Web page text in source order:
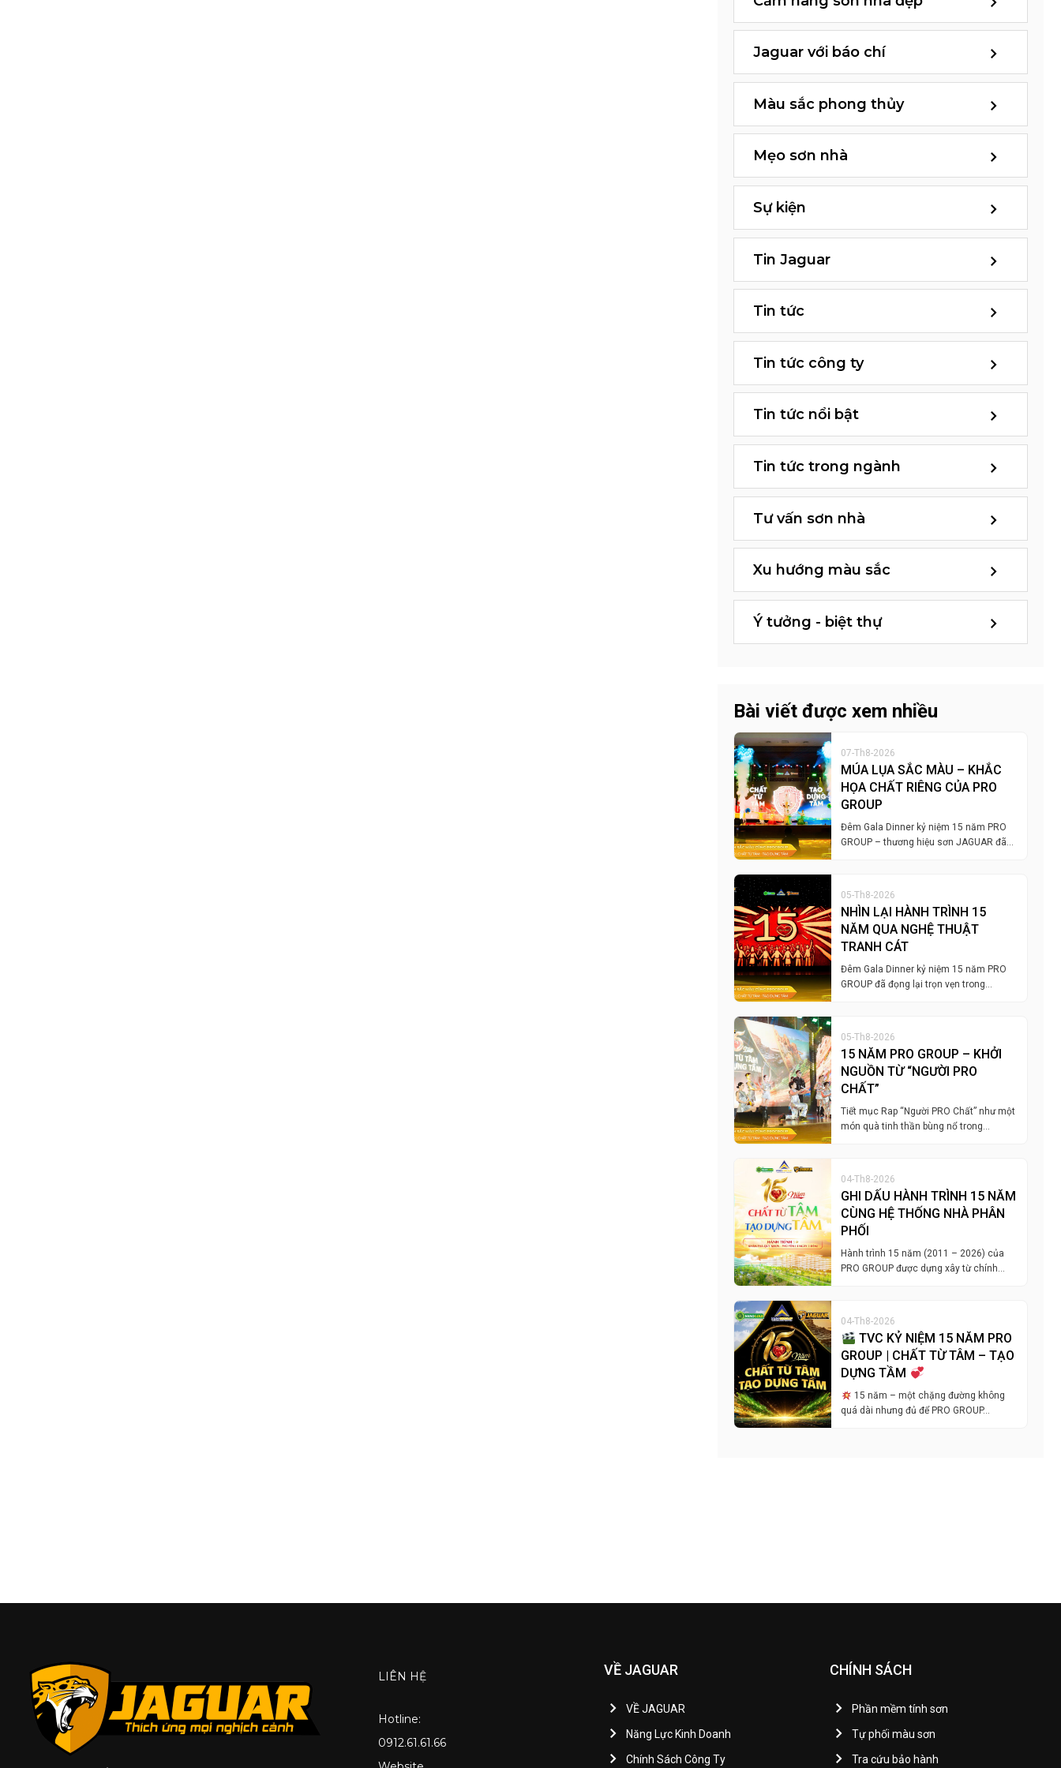
Jaguar với báo chí
Màu sắc phong thủy
Mẹo sơn nhà
Sự kiện
Tin Jaguar
Tin tức
Tin tức công ty
Tin tức nổi bật
Tin tức trong ngành
Tư vấn sơn nhà
Xu hướng màu sắc
Ý tưởng - biệt thự
Bài viết được xem nhiều
07-Th8-2026
MÚA LỤA SẮC MÀU – KHẮC
HỌA CHẤT RIÊNG CỦA PRO
GROUP
Đêm Gala Dinner kỷ niệm 15 năm PRO
GROUP – thương hiệu sơn JAGUAR đã…
05-Th8-2026
NHÌN LẠI HÀNH TRÌNH 15
NĂM QUA NGHỆ THUẬT
TRANH CÁT
Đêm Gala Dinner kỷ niệm 15 năm PRO
GROUP đã đọng lại trọn vẹn trong…
05-Th8-2026
15 NĂM PRO GROUP – KHỞI
NGUỒN TỪ “NGƯỜI PRO
CHẤT”
Tiết mục Rap “Người PRO Chất” như một
món quà tinh thần bùng nổ trong…
04-Th8-2026
GHI DẤU HÀNH TRÌNH 15 NĂM
CÙNG HỆ THỐNG NHÀ PHÂN
PHỐI
Hành trình 15 năm (2011 – 2026) của
PRO GROUP được dựng xây từ chính…
04-Th8-2026
TVC KỶ NIỆM 15 NĂM PRO
GROUP | CHẤT TỪ TÂM – TẠO
DỰNG TẦM
15 năm – một chặng đường không
quá dài nhưng đủ để PRO GROUP…
LIÊN HỆ
Hotline:
0912.61.61.66
VỀ JAGUAR
VỀ JAGUAR
Năng Lực Kinh Doanh
Chính Sách Công Ty
CHÍNH SÁCH
Phần mềm tính sơn
Tự phối màu sơn
Tra cứu bảo hành